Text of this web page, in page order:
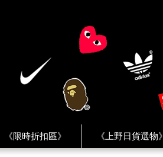
《限時折扣區》 《上野日貨選物》